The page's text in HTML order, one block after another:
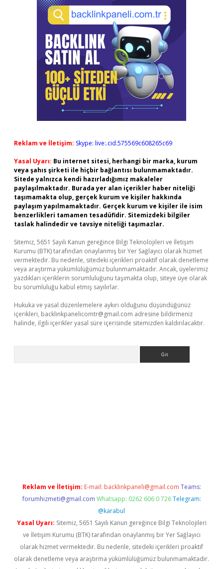
Reklam ve İletişim: Skype: live:.cid.575569c608265c69
Yasal Uyarı: Bu internet sitesi, herhangi bir marka, kurum
veya şahıs şirketi ile hiçbir bağlantısı bulunmamaktadır.
Sitede yalnızca kendi hazırladığımız makaleler
paylaşılmaktadır. Burada yer alan içerikler haber niteliği
taşımamakta olup, gerçek kurum ve kişiler hakkında
paylaşım yapılmamaktadır. Gerçek kurum ve kişiler ile isim
benzerlikleri tamamen tesadüfidir. Sitemizdeki bilgiler
taslak halindedir ve tavsiye niteliği taşımazlar.
Sitemiz, 5651 Sayılı Kanun gereğince Bilgi Teknolojileri ve İletişim
Kurumu (BTK) tarafından onaylanmış bir Yer Sağlayıcı olarak hizmet
vermektedir. Bu nedenle, sitedeki içerikleri proaktif olarak denetleme
veya araştırma yükümlülüğümüz bulunmamaktadır. Ancak, üyelerimiz
yazdıkları içeriklerin sorumluluğunu taşımakta olup, siteye üye olarak
bu sorumluluğu kabul etmiş sayılırlar.
Hukuka ve yasal düzenlemelere aykırı olduğunu düşündüğünüz
içerikleri, backlinkpanelicomtr@gmail.com adresine bildirmeniz
halinde, ilgili içerikler yasal süre içerisinde sitemizden kaldırılacaktır.
Reklam ve İletişim: E-mail: backlinkpaneli@gmail.com Teams:
forumhizmeti@gmail.com Whatsapp: 0262 606 0 726 Telegram:
@karabul
Yasal Uyarı: Sitemiz, 5651 Sayılı Kanun gereğince Bilgi Teknolojileri
ve İletişim Kurumu (BTK) tarafından onaylanmış bir Yer Sağlayıcı
olarak hizmet vermektedir. Bu nedenle, sitedeki içerikleri proaktif
olarak denetleme veya araştırma yükümlülüğümüz bulunmamaktadır.